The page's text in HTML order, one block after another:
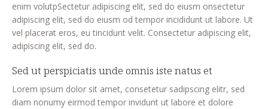
enim volutpSectetur adipiscing elit, sed do eiusm onsectetur
adipiscing elit, sed do eiusm od tempor incididunt ut labore. Ut
vel placerat eros, eu tincidunt velit. Consectetur adipiscing elit,
adipiscing elit, sed do.
Sed ut perspiciatis unde omnis iste natus et
Lorem ipsum dolor sit amet, consetetur sadipscing elitr, sed
diam nonumy eirmod tempor invidunt ut labore et dolore